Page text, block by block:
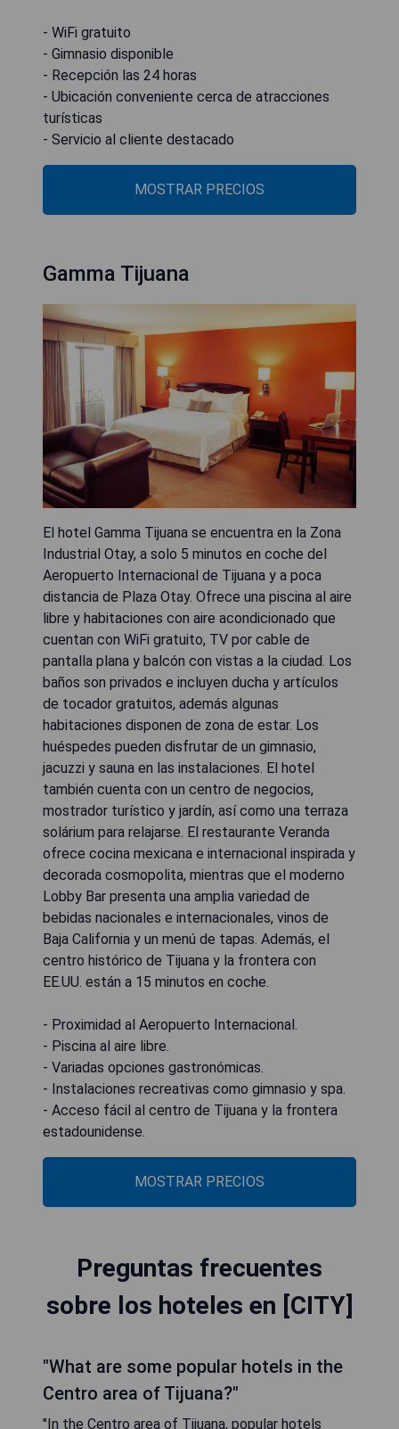
- WiFi gratuito
- Gimnasio disponible
- Recepción las 24 horas
- Ubicación conveniente cerca de atracciones
turísticas
- Servicio al cliente destacado
MOSTRAR PRECIOS
Gamma Tijuana
El hotel Gamma Tijuana se encuentra en la Zona
Industrial Otay, a solo 5 minutos en coche del
Aeropuerto Internacional de Tijuana y a poca
distancia de Plaza Otay. Ofrece una piscina al aire
libre y habitaciones con aire acondicionado que
cuentan con WiFi gratuito, TV por cable de
pantalla plana y balcón con vistas a la ciudad. Los
baños son privados e incluyen ducha y artículos
de tocador gratuitos, además algunas
habitaciones disponen de zona de estar. Los
huéspedes pueden disfrutar de un gimnasio,
jacuzzi y sauna en las instalaciones. El hotel
también cuenta con un centro de negocios,
mostrador turístico y jardín, así como una terraza
solárium para relajarse. El restaurante Veranda
ofrece cocina mexicana e internacional inspirada y
decorada cosmopolita, mientras que el moderno
Lobby Bar presenta una amplia variedad de
bebidas nacionales e internacionales, vinos de
Baja California y un menú de tapas. Además, el
centro histórico de Tijuana y la frontera con
EE.UU. están a 15 minutos en coche.
- Proximidad al Aeropuerto Internacional.
- Piscina al aire libre.
- Variadas opciones gastronómicas.
- Instalaciones recreativas como gimnasio y spa.
- Acceso fácil al centro de Tijuana y la frontera
estadounidense.
MOSTRAR PRECIOS
Preguntas frecuentes
sobre los hoteles en [CITY]
"What are some popular hotels in the
Centro area of Tijuana?"
"In the Centro area of Tijuana, popular hotels